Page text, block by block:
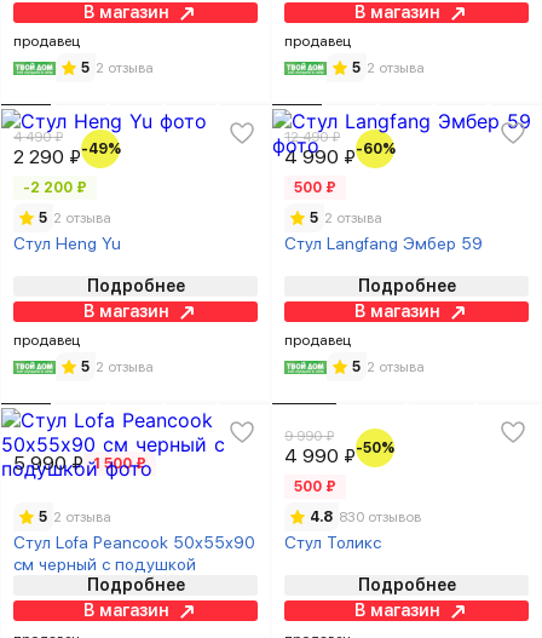
В магазин
продавец
5 2 отзыва
В магазин
продавец
5 2 отзыва
4 490 ₽
2 290 ₽-49%
-2 200 ₽
5 2 отзыва
Стул Heng Yu
Подробнее
В магазин
продавец
5 2 отзыва
12 490 ₽
4 990 ₽-60%
500 ₽
5 2 отзыва
Стул Langfang Эмбер 59
Подробнее
В магазин
продавец
5 2 отзыва
5 990 ₽ 1 500 ₽
5 2 отзыва
Стул Lofa Peancook 50х55х90
см черный с подушкой
Подробнее
В магазин
9 990 ₽
4 990 ₽-50%
500 ₽
4.8 830 отзывов
Стул Толикс
Подробнее
В магазин